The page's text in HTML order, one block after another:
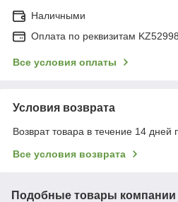
Наличными
Оплата по реквизитам
Все условия оплаты
Условия возврата
Возврат товара в течение 14 дней
Все условия возврата
Подобные товары компании